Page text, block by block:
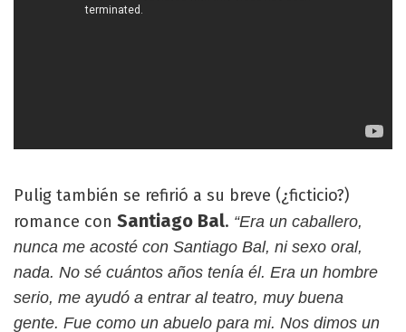
Pulig también se refirió a su breve (¿ficticio?)
romance con Santiago Bal. “Era un caballero,
nunca me acosté con Santiago Bal, ni sexo oral,
nada. No sé cuántos años tenía él. Era un hombre
serio, me ayudó a entrar al teatro, muy buena
gente. Fue como un abuelo para mi. Nos dimos un